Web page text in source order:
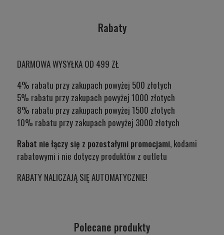
Rabaty
DARMOWA WYSYŁKA OD 499 ZŁ
4% rabatu przy zakupach powyżej 500 złotych
5% rabatu przy zakupach powyżej 1000 złotych
8% rabatu przy zakupach powyżej 1500 złotych
10% rabatu przy zakupach powyżej 3000 złotych
Rabat nie łączy się z pozostałymi promocjami, kodami
rabatowymi i nie dotyczy produktów z outletu
RABATY NALICZAJĄ SIĘ AUTOMATYCZNIE!
Polecane produkty